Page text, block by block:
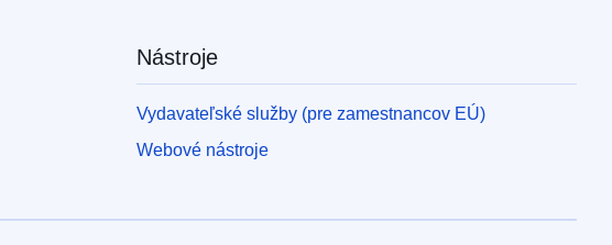
Nástroje
Vydavateľské služby (pre zamestnancov EÚ)
Webové nástroje